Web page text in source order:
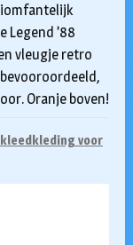
Legend ’88
vleugje retro
Oranje boven!
voor